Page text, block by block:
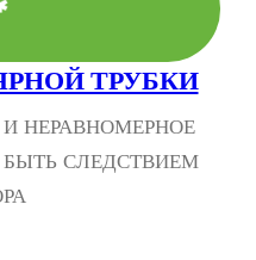
ТРУБКИ
НЕРАВНОМЕРНОЕ
СЛЕДСТВИЕМ